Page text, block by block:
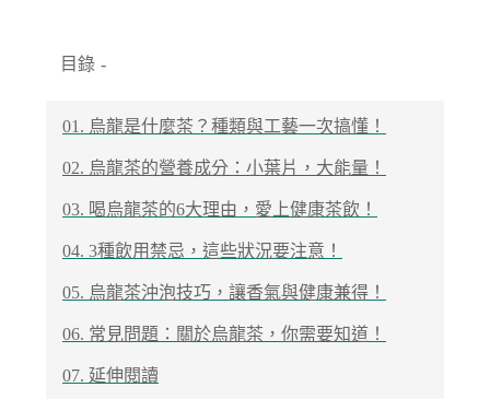
目錄 -
01. 烏龍是什麼茶？種類與工藝一次搞懂！
02. 烏龍茶的營養成分：小葉片，大能量！
03. 喝烏龍茶的6大理由，愛上健康茶飲！
04. 3種飲用禁忌，這些狀況要注意！
05. 烏龍茶沖泡技巧，讓香氣與健康兼得！
06. 常見問題：關於烏龍茶，你需要知道！
07. 延伸閱讀